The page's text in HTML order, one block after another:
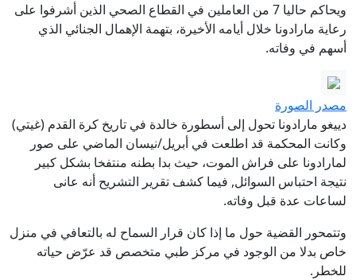
وعراقجي يتحدث عن تبادل رسائل مع
واشنطن
ويحاكم حاليا 7 من العاملين في القطاع الصحي الذين أشرفوا على
رعاية مارادونا خلال أيامه الأخيرة، بتهمة الإهمال الجنائي الذي
أسهم في وفاته.
مصدر الصورة
دييغو مارادونا تحول إلى أسطورة خالدة في تاريخ كرة القدم (غيتي)
وكانت المحكمة قد اطلعت في أبريل/نيسان الماضي على صور
لمارادونا على فراش الموت، حيث بدا بطنه منتفخا بشكل كبير
نتيجة احتباس السوائل, فيما كشف تقرير التشريح أنه عانى
لساعات عدة قبل وفاته.
وتتمحور القضية حول ما إذا كان قرار السماح له بالتعافي في منزل
خاص بدلا من الوجود في مركز طبي متخصص قد عرّض حياته
للخطر.